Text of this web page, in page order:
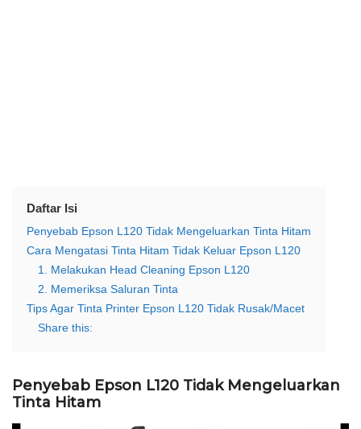
Daftar Isi
Penyebab Epson L120 Tidak Mengeluarkan Tinta Hitam
Cara Mengatasi Tinta Hitam Tidak Keluar Epson L120
1. Melakukan Head Cleaning Epson L120
2. Memeriksa Saluran Tinta
Tips Agar Tinta Printer Epson L120 Tidak Rusak/Macet
Share this:
Penyebab Epson L120 Tidak Mengeluarkan
Tinta Hitam